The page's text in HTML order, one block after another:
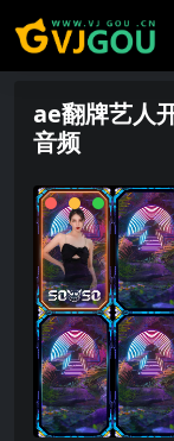
ae翻牌艺人
音频